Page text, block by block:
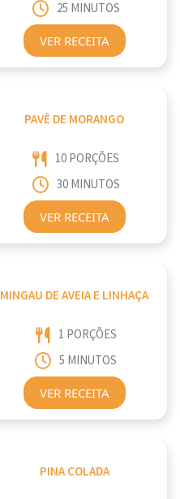
25 MINUTOS
VER RECEITA
PAVÊ DE MORANGO
10 PORÇÕES
30 MINUTOS
VER RECEITA
MINGAU DE AVEIA E LINHAÇA
1 PORÇÕES
5 MINUTOS
VER RECEITA
PINA COLADA